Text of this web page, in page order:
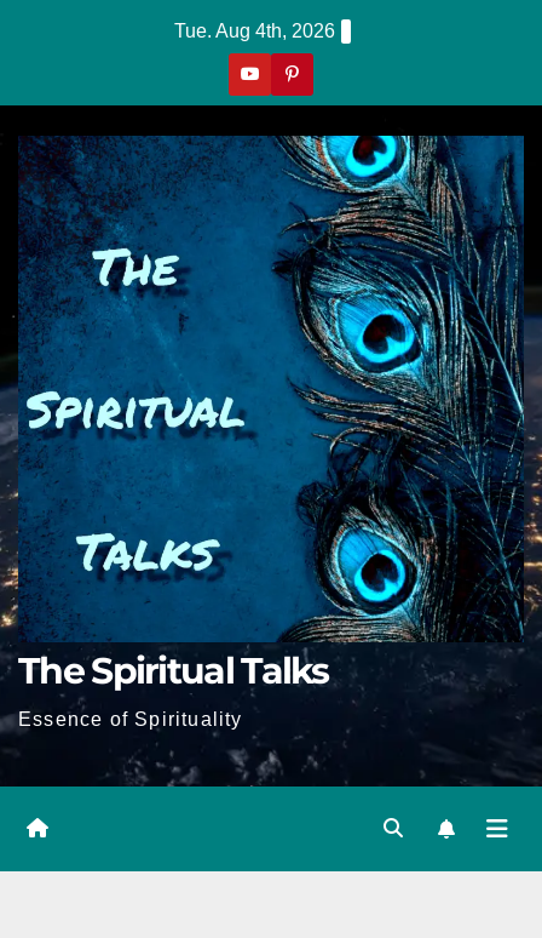
Tue. Aug 4th, 2026
The Spiritual Talks
Essence of Spirituality